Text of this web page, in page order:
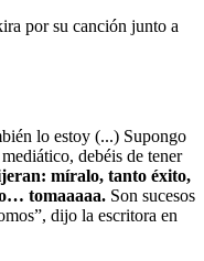
por su canción junto a
lo estoy (...) Supongo
debéis de tener
míralo, tanto éxito,
tomaaaaa. Son sucesos
dijo la escritora en